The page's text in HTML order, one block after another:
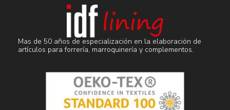
Mas de 50 años de especialización en la elaboración de
artículos para forrería, marroquinería y complementos.